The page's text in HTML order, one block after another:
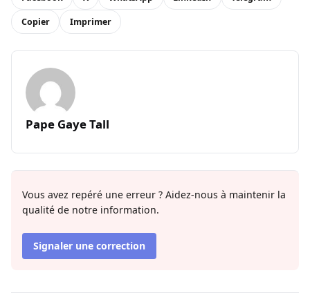
Copier Imprimer
Pape Gaye Tall
Vous avez repéré une erreur ? Aidez-nous à maintenir la
qualité de notre information.
Signaler une correction